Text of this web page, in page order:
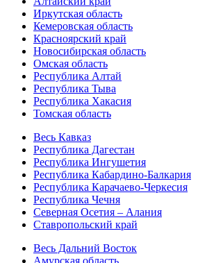
Иркутская область
Кемеровская область
Красноярский край
Новосибирская область
Омская область
Республика Алтай
Республика Тыва
Республика Хакасия
Томская область
Весь Кавказ
Республика Дагестан
Республика Ингушетия
Республика Кабардино-Балкария
Республика Карачаево-Черкесия
Республика Чечня
Северная Осетия – Алания
Ставропольский край
Весь Дальний Восток
Амурская область